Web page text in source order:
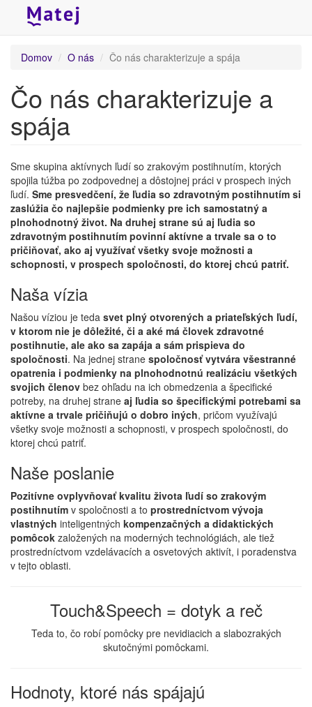
Skočiť
obsah
Domov O nás Čo nás charakterizuje a spája
Čo nás charakterizuje a
spája
Sme skupina aktívnych ľudí so zrakovým postihnutím, ktorých
spojila túžba po zodpovednej a dôstojnej práci v prospech iných
ľudí. Sme presvedčení, že ľudia so zdravotným postihnutím si
zaslúžia čo najlepšie podmienky pre ich samostatný a
plnohodnotný život. Na druhej strane sú aj ľudia so
zdravotným postihnutím povinní aktívne a trvale sa o to
pričiňovať, ako aj využívať všetky svoje možnosti a
schopnosti, v prospech spoločnosti, do ktorej chcú patriť.
Naša vízia
Našou víziou je teda svet plný otvorených a priateľských ľudí,
v ktorom nie je dôležité, či a aké má človek zdravotné
postihnutie, ale ako sa zapája a sám prispieva do
spoločnosti. Na jednej strane spoločnosť vytvára všestranné
opatrenia i podmienky na plnohodnotnú realizáciu všetkých
svojich členov bez ohľadu na ich obmedzenia a špecifické
potreby, na druhej strane aj ľudia so špecifickými potrebami sa
aktívne a trvale pričiňujú o dobro iných, pričom využívajú
všetky svoje možnosti a schopnosti, v prospech spoločnosti, do
ktorej chcú patriť.
Naše poslanie
Pozitívne ovplyvňovať kvalitu života ľudí so zrakovým
postihnutím v spoločnosti a to prostredníctvom vývoja
vlastných inteligentných kompenzačných a didaktických
pomôcok založených na moderných technológiách, ale tiež
prostredníctvom vzdelávacích a osvetových aktivít, i poradenstva
v tejto oblasti.
Touch&Speech = dotyk a reč
Teda to, čo robí pomôcky pre nevidiacich a slabozrakých
skutočnými pomôckami.
Hodnoty, ktoré nás spájajú